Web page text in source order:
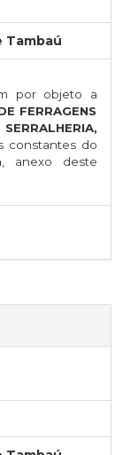
Tambaú
por objeto a
FERRAGENS
constantes do
, anexo deste